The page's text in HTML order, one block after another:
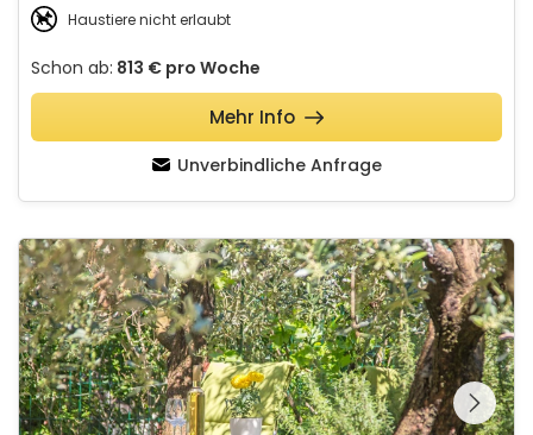
Haustiere nicht erlaubt
Schon ab: 813 € pro Woche
Unverbindliche Anfrage
Mehr Info
Apartman studio Oliva
Schauen Sie sich die
gesamte Galerie